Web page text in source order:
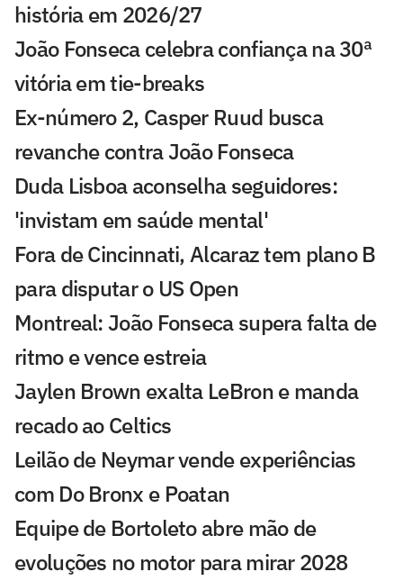
história em 2026/27
João Fonseca celebra confiança na 30ª
vitória em tie-breaks
Ex-número 2, Casper Ruud busca
revanche contra João Fonseca
Duda Lisboa aconselha seguidores:
'invistam em saúde mental'
Fora de Cincinnati, Alcaraz tem plano B
para disputar o US Open
Montreal: João Fonseca supera falta de
ritmo e vence estreia
Jaylen Brown exalta LeBron e manda
recado ao Celtics
Leilão de Neymar vende experiências
com Do Bronx e Poatan
Equipe de Bortoleto abre mão de
evoluções no motor para mirar 2028